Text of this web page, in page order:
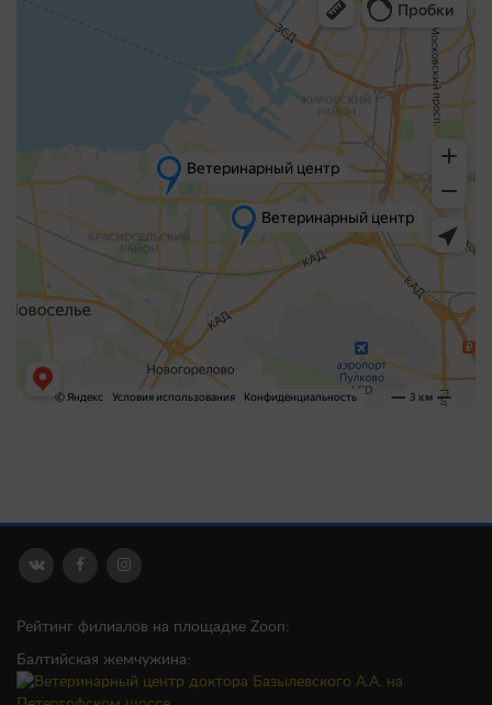
Рейтинг филиалов на площадке Zoon:
Балтийская жемчужина: